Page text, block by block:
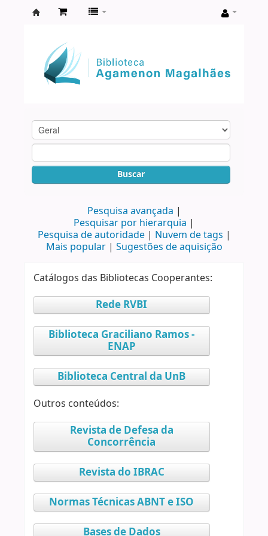
Agamenon
Magalhães
Buscar
Pesquisa avançada
Pesquisar por hierarquia
Pesquisa de autoridade
Nuvem de tags
Mais popular
Sugestões de aquisição
Catálogos das Bibliotecas Cooperantes:
Rede RVBI
Biblioteca Graciliano Ramos -
ENAP
Biblioteca Central da UnB
Outros conteúdos:
Revista de Defesa da
Concorrência
Revista do IBRAC
Normas Técnicas ABNT e ISO
Bases de Dados